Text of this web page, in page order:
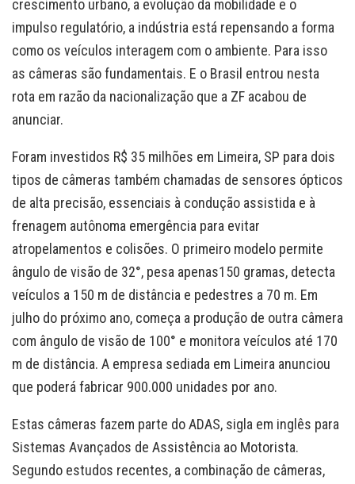
crescimento urbano, a evolução da mobilidade e o
impulso regulatório, a indústria está repensando a forma
como os veículos interagem com o ambiente. Para isso
as câmeras são fundamentais. E o Brasil entrou nesta
rota em razão da nacionalização que a ZF acabou de
anunciar.
Foram investidos R$ 35 milhões em Limeira, SP para dois
tipos de câmeras também chamadas de sensores ópticos
de alta precisão, essenciais à condução assistida e à
frenagem autônoma emergência para evitar
atropelamentos e colisões. O primeiro modelo permite
ângulo de visão de 32°, pesa apenas150 gramas, detecta
veículos a 150 m de distância e pedestres a 70 m. Em
julho do próximo ano, começa a produção de outra câmera
com ângulo de visão de 100° e monitora veículos até 170
m de distância. A empresa sediada em Limeira anunciou
que poderá fabricar 900.000 unidades por ano.
Estas câmeras fazem parte do ADAS, sigla em inglês para
Sistemas Avançados de Assistência ao Motorista.
Segundo estudos recentes, a combinação de câmeras,